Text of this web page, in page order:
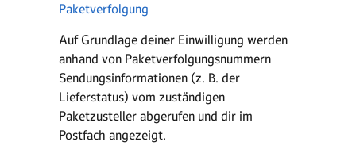
Paketverfolgung
Auf Grundlage deiner Einwilligung werden
anhand von Paketverfolgungsnummern
Sendungsinformationen (z. B. der
Lieferstatus) vom zuständigen
Paketzusteller abgerufen und dir im
Postfach angezeigt.